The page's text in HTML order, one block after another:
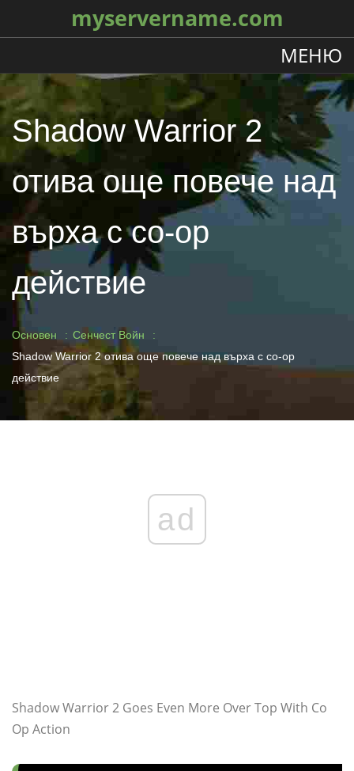
myservername.com
МЕНЮ
Shadow Warrior 2
отива още повече над
върха с co-op
действие
Основен
Сенчест Войн
Shadow Warrior 2 отива още повече над върха с co-op
действие
ad
Shadow Warrior 2 Goes Even More Over Top With Co
Op Action